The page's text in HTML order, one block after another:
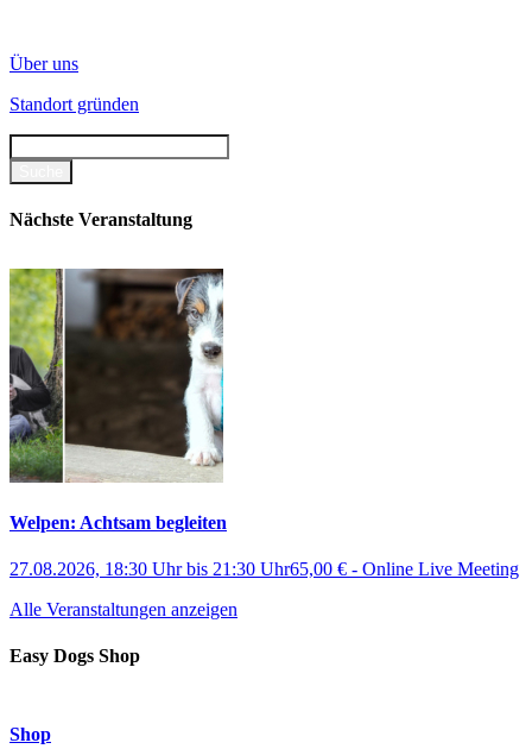
Über uns
Standort gründen
Nächste Veranstaltung
Welpen: Achtsam begleiten
27.08.2026, 18:30 Uhrbis 21:30 Uhr65,00 € - Online Live Meeting
Alle Veranstaltungen anzeigen
Easy Dogs Shop
Shop